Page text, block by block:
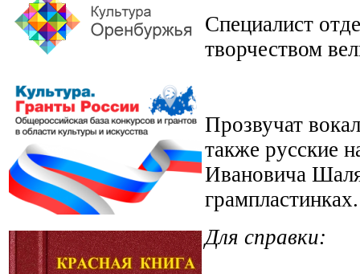
Специалист
творчеством
Прозвучат
также русские
Ивановича
грампластинках.
Для справки: